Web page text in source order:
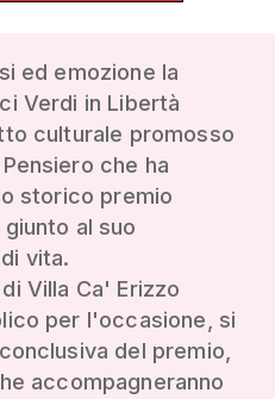
ed emozione la
Verdi in Libertà
culturale promosso
che ha
storico premio
al suo
vita.
Villa Ca' Erizzo
per l'occasione, si
del premio,
accompagneranno